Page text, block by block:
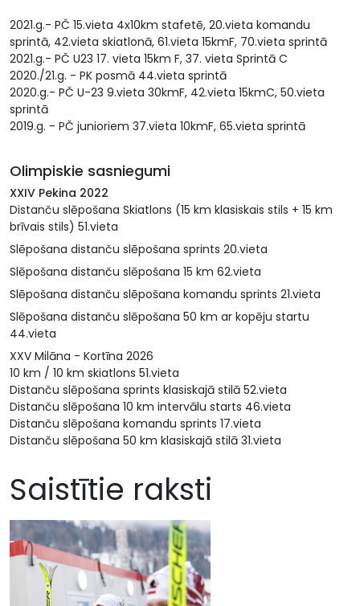
2021.g.- PČ 15.vieta 4x10km stafetē, 20.vieta komandu
sprintā, 42.vieta skiatlonā, 61.vieta 15kmF, 70.vieta sprintā
2021.g.- PČ U23 17. vieta 15km F, 37. vieta Sprintā C
2020./21.g. - PK posmā 44.vieta sprintā
2020.g.- PČ U-23 9.vieta 30kmF, 42.vieta 15kmC, 50.vieta
sprintā
2019.g. - PČ junioriem 37.vieta 10kmF, 65.vieta sprintā
Olimpiskie sasniegumi
XXIV Pekina 2022
Distanču slēpošana Skiatlons (15 km klasiskais stils + 15 km
brīvais stils) 51.vieta
Slēpošana distanču slēpošana sprints 20.vieta
Slēpošana distanču slēpošana 15 km 62.vieta
Slēpošana distanču slēpošana komandu sprints 21.vieta
Slēpošana distanču slēpošana 50 km ar kopēju startu
44.vieta
XXV Milāna - Kortīna 2026
10 km / 10 km skiatlons 51.vieta
Distanču slēpošana sprints klasiskajā stilā 52.vieta
Distanču slēpošana 10 km intervālu starts 46.vieta
Distanču slēpošana komandu sprints 17.vieta
Distanču slēpošana 50 km klasiskajā stilā 31.vieta
Saistītie raksti